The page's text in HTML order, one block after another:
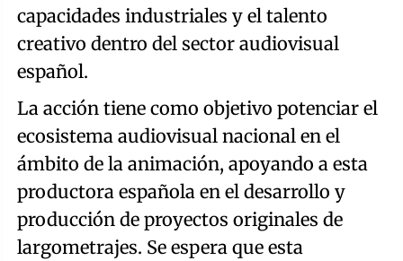
capacidades industriales y el talento
creativo dentro del sector audiovisual
español.
La acción tiene como objetivo potenciar el
ecosistema audiovisual nacional en el
ámbito de la animación, apoyando a esta
productora española en el desarrollo y
producción de proyectos originales de
largometrajes. Se espera que esta